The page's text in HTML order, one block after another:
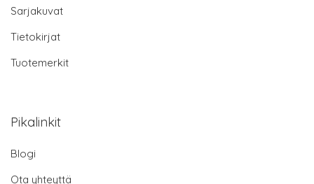
Sarjakuvat
Tietokirjat
Tuotemerkit
Pikalinkit
Blogi
Ota yhteyttä